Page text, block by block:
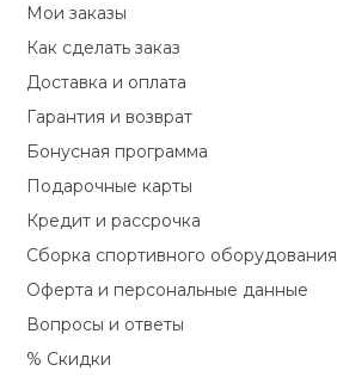
Мои заказы
Как сделать заказ
Доставка и оплата
Гарантия и возврат
Бонусная программа
Подарочные карты
Кредит и рассрочка
Сборка спортивного оборудования
Оферта и персональные данные
Вопросы и ответы
% Скидки